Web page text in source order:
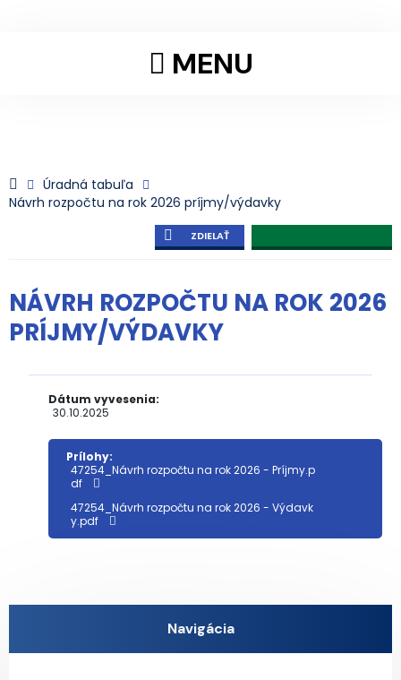
MENU
Úradná tabuľa
Návrh rozpočtu na rok 2026 príjmy/výdavky
ZDIELAŤ
NÁVRH ROZPOČTU NA ROK 2026
PRÍJMY/VÝDAVKY
Dátum vyvesenia:
30.10.2025
Prílohy:
47254_Návrh rozpočtu na rok 2026 - Príjmy.p
df
47254_Návrh rozpočtu na rok 2026 - Výdavk
y.pdf
Navigácia